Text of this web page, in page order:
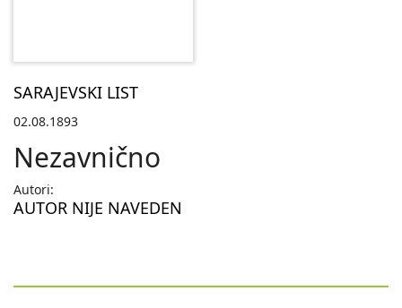
SARAJEVSKI LIST
02.08.1893
Nezavnično
Autori:
AUTOR NIJE NAVEDEN